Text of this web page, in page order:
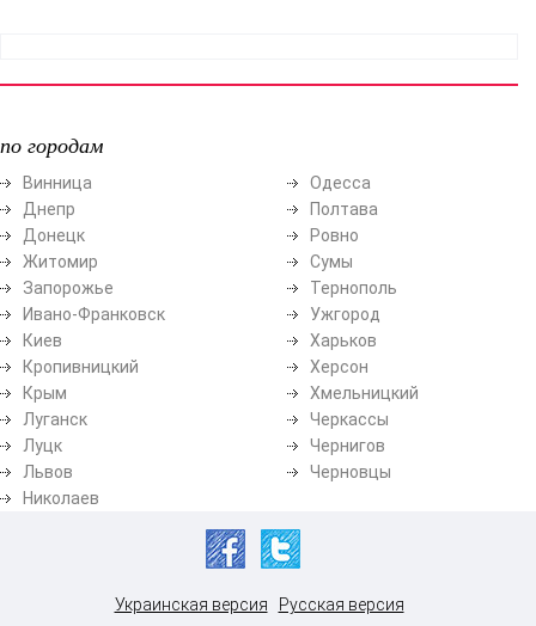
по городам
Винница
Днепр
Донецк
Житомир
Запорожье
Ивано-Франковск
Киев
Кропивницкий
Крым
Луганск
Луцк
Львов
Николаев
Одесса
Полтава
Ровно
Сумы
Тернополь
Ужгород
Харьков
Херсон
Хмельницкий
Черкассы
Чернигов
Черновцы
Украинская версия Русская версия